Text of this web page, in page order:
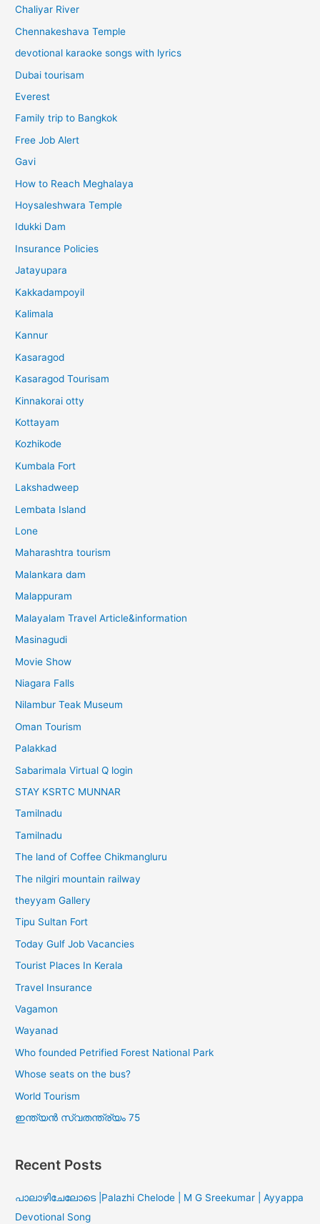
Chaliyar River
Chennakeshava Temple
devotional karaoke songs with lyrics
Dubai tourisam
Everest
Family trip to Bangkok
Free Job Alert
Gavi
How to Reach Meghalaya
Hoysaleshwara Temple
Idukki Dam
Insurance Policies
Jatayupara
Kakkadampoyil
Kalimala
Kannur
Kasaragod
Kasaragod Tourisam
Kinnakorai otty
Kottayam
Kozhikode
Kumbala Fort
Lakshadweep
Lembata Island
Lone
Maharashtra tourism
Malankara dam
Malappuram
Malayalam Travel Article&information
Masinagudi
Movie Show
Niagara Falls
Nilambur Teak Museum
Oman Tourism
Palakkad
Sabarimala Virtual Q login
STAY KSRTC MUNNAR
Tamilnadu
Tamilnadu
The land of Coffee Chikmangluru
The nilgiri mountain railway
theyyam Gallery
Tipu Sultan Fort
Today Gulf Job Vacancies
Tourist Places In Kerala
Travel Insurance
Vagamon
Wayanad
Who founded Petrified Forest National Park
Whose seats on the bus?
World Tourism
ഇന്ത്യൻ സ്വതന്ത്ര്യം 75
Recent Posts
പാലാഴിചേലോടെ |Palazhi Chelode | M G Sreekumar | Ayyappa
Devotional Song